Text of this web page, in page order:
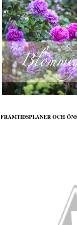
FRAMTIDSPLANER OCH